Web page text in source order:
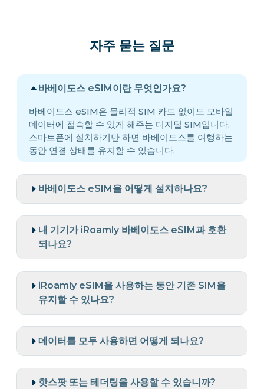
자주 묻는 질문
바베이도스 eSIM이란 무엇인가요?
바베이도스 eSIM은 물리적 SIM 카드 없이도 모바일
데이터에 접속할 수 있게 해주는 디지털 SIM입니다.
스마트폰에 설치하기만 하면 바베이도스를 여행하는
동안 연결 상태를 유지할 수 있습니다.
바베이도스 eSIM을 어떻게 설치하나요?
내 기기가 iRoamly 바베이도스 eSIM과 호환
되나요?
iRoamly eSIM을 사용하는 동안 기존 SIM을
유지할 수 있나요?
데이터를 모두 사용하면 어떻게 되나요?
핫스팟 또는 테더링을 사용할 수 있습니까?